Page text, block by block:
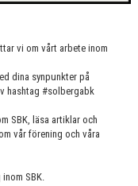
vi om vårt arbete inom
dina synpunkter på
hashtag #solbergabk
SBK, läsa artiklar och
vår förening och våra
SBK.